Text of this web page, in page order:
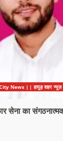
News || हापुड़ शहर न्यूज़
सेना का